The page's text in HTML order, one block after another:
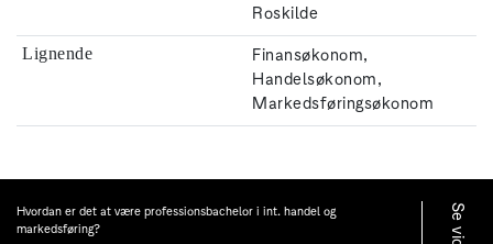
Roskilde
Lignende
Finansøkonom,
Handelsøkonom,
Markedsføringsøkonom
Hvordan er det at være professionsbachelor i int. handel og
markedsføring?